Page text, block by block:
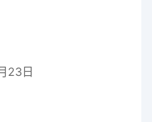
23日